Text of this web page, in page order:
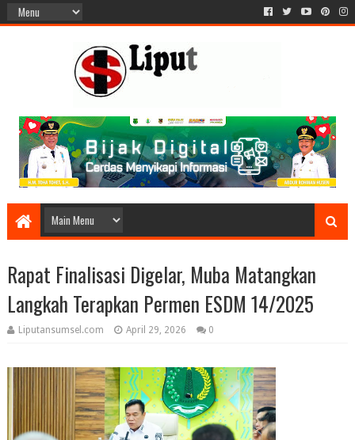
Rapat Finalisasi Digelar, Muba Matangkan
Langkah Terapkan Permen ESDM 14/2025
Liputansumsel.com April 29, 2026 0